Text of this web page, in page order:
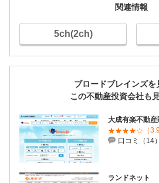
関連情報
5ch(2ch)
ブロードブレインズを
この不動産投資会社も
大成有楽不動産
（
口コミ（14）
ランドネット